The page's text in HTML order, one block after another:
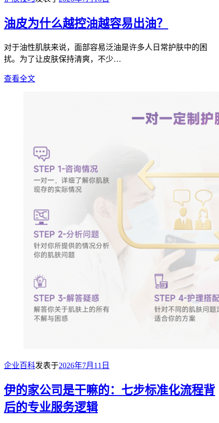
油皮为什么越控油越容易出油？
对于油性肌肤来说，面部容易泛油是许多人日常护肤中的困
扰。为了让皮肤保持清爽，不少…
查看全文
企业百科发表于2026年7月11日
伊的家公司是干嘛的：七步标准化流程背
后的专业服务逻辑